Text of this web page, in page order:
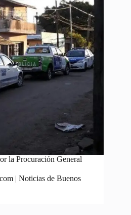
la Procuración General
| Noticias de Buenos